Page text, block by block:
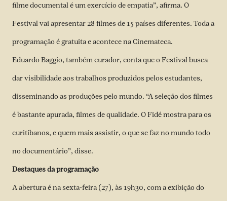
filme documental é um exercício de empatia”, afirma. O
Festival vai apresentar 28 filmes de 15 países diferentes. Toda a
programação é gratuita e acontece na Cinemateca.
Eduardo Baggio, também curador, conta que o Festival busca
dar visibilidade aos trabalhos produzidos pelos estudantes,
disseminando as produções pelo mundo. “A seleção dos filmes
é bastante apurada, filmes de qualidade. O Fidé mostra para os
curitibanos, e quem mais assistir, o que se faz no mundo todo
no documentário”, disse.
Destaques da programação
A abertura é na sexta-feira (27), às 19h30, com a exibição do